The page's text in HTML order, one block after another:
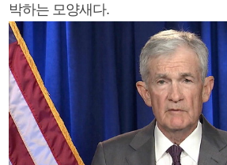
박하는 모양새다.